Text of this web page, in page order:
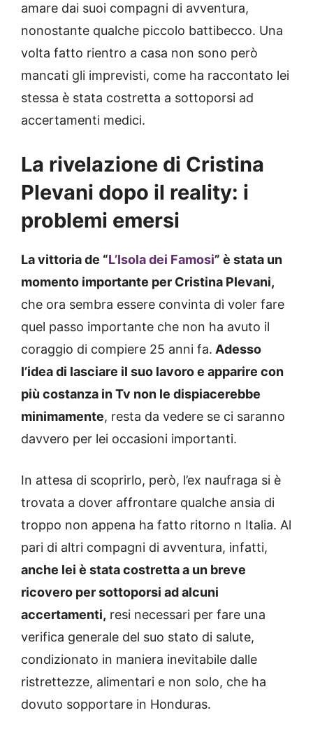
amare dai suoi compagni di avventura,
nonostante qualche piccolo battibecco. Una
volta fatto rientro a casa non sono però
mancati gli imprevisti, come ha raccontato lei
stessa è stata costretta a sottoporsi ad
accertamenti medici.
La rivelazione di Cristina
Plevani dopo il reality: i
problemi emersi
La vittoria de “L’Isola dei Famosi” è stata un
momento importante per Cristina Plevani,
che ora sembra essere convinta di voler fare
quel passo importante che non ha avuto il
coraggio di compiere 25 anni fa. Adesso
l’idea di lasciare il suo lavoro e apparire con
più costanza in Tv non le dispiacerebbe
minimamente, resta da vedere se ci saranno
davvero per lei occasioni importanti.
In attesa di scoprirlo, però, l’ex naufraga si è
trovata a dover affrontare qualche ansia di
troppo non appena ha fatto ritorno n Italia. Al
pari di altri compagni di avventura, infatti,
anche lei è stata costretta a un breve
ricovero per sottoporsi ad alcuni
accertamenti, resi necessari per fare una
verifica generale del suo stato di salute,
condizionato in maniera inevitabile dalle
ristrettezze, alimentari e non solo, che ha
dovuto sopportare in Honduras.